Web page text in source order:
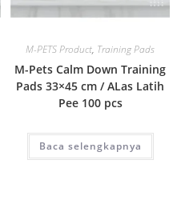
Quick View
M-PETS Product, Training Pads
M-Pets Calm Down Training
Pads 33×45 cm / ALas Latih
Pee 100 pcs
Baca selengkapnya